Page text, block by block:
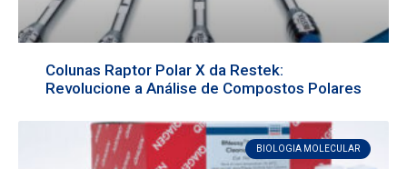
Colunas Raptor Polar X da Restek:
Revolucione a Análise de Compostos Polares
BIOLOGIA MOLECULAR